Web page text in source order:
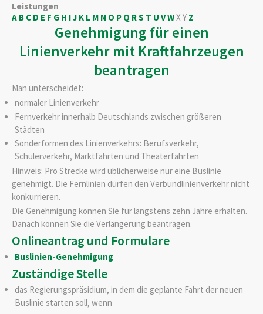
Leistungen
A B C D E F G H IJ K L M N O P Q RS T U VWXY Z
Genehmigung für einen
Linienverkehr mit Kraftfahrzeugen
beantragen
Man unterscheidet:
normaler Linienverkehr
Fernverkehr innerhalb Deutschlands zwischen größeren
Städten
Sonderformen des Linienverkehrs: Berufsverkehr,
Schülerverkehr, Marktfahrten und Theaterfahrten
Hinweis: Pro Strecke wird üblicherweise nur eine Buslinie
genehmigt. Die Fernlinien dürfen den Verbundlinienverkehr nicht
konkurrieren.
Die Genehmigung können Sie für längstens zehn Jahre erhalten.
Danach können Sie die Verlängerung beantragen.
Onlineantrag und Formulare
Buslinien-Genehmigung
Zuständige Stelle
das Regierungspräsidium, in dem die geplante Fahrt der neuen
Buslinie starten soll, wenn